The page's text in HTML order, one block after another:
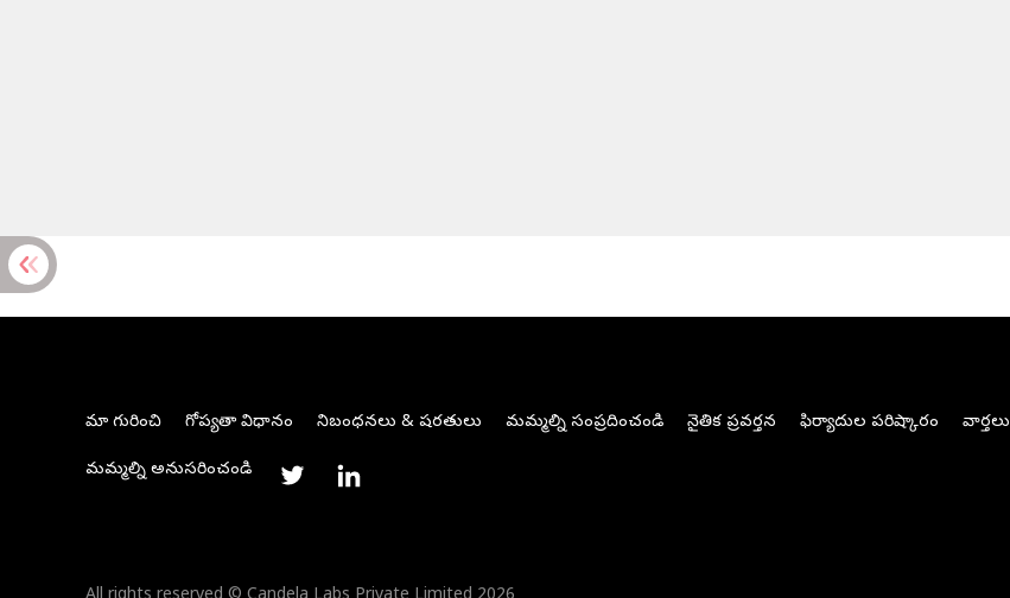
మా గురించి గోప్యతా విధానం నిబంధనలు & షరతులు మమ్మల్ని సంప్రదించండి నైతిక ప్రవర్తన ఫిర్యాదుల పరిష్కారం వార్తలు
మమ్మల్ని అనుసరించండి